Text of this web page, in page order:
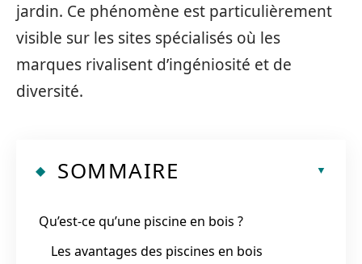
jardin. Ce phénomène est particulièrement
visible sur les sites spécialisés où les
marques rivalisent d’ingéniosité et de
diversité.
SOMMAIRE
Qu’est-ce qu’une piscine en bois ?
Les avantages des piscines en bois